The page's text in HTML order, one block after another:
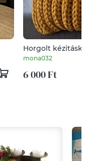
Horgolt kézitáska
mona032
6 000 Ft